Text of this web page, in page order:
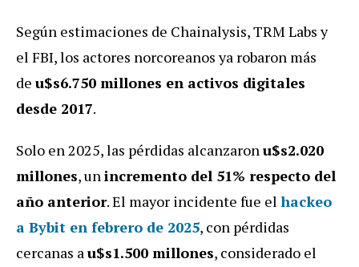
Según estimaciones de Chainalysis, TRM Labs y
el FBI, los actores norcoreanos ya robaron más
de u$s6.750 millones en activos digitales
desde 2017.
Solo en 2025, las pérdidas alcanzaron u$s2.020
millones, un incremento del 51% respecto del
año anterior. El mayor incidente fue el hackeo
a Bybit en febrero de 2025, con pérdidas
cercanas a u$s1.500 millones, considerado el